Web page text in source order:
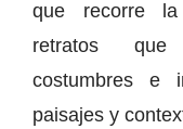
que recorre
retratos que
costumbres e
paisajes y